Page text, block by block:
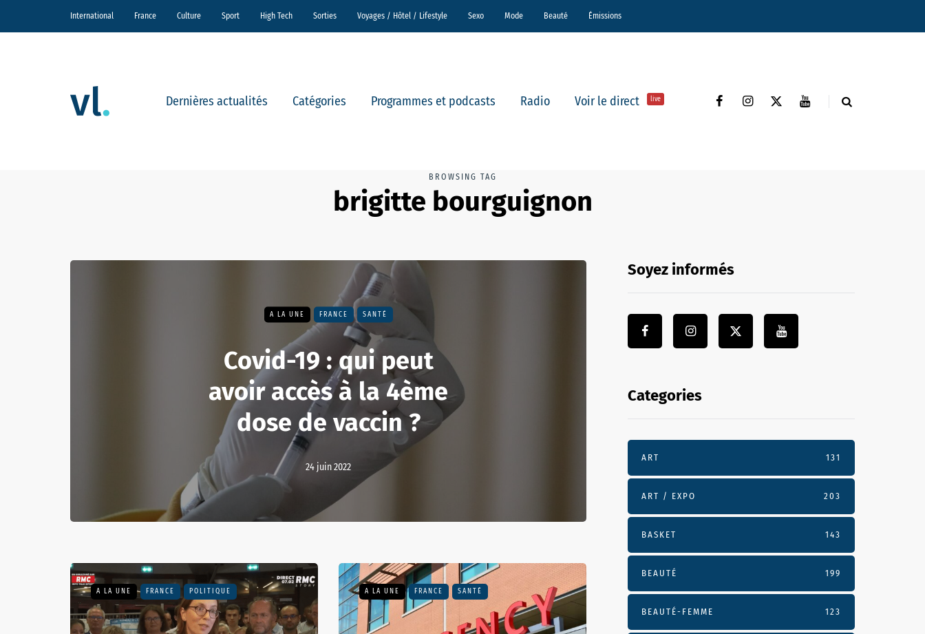
International France Culture Sport High Tech Sorties Voyages / Hôtel / Lifestyle Sexo Mode Beauté Émissions
Dernières actualités Catégories Programmes et podcasts Radio Voir le direct live
BROWSING TAG
brigitte bourguignon
A LA UNE FRANCE SANTÉ
Covid-19 : qui peut
avoir accès à la 4ème
dose de vaccin ?
24 juin 2022
A LA UNE FRANCE POLITIQUE A LA UNE FRANCE SANTÉ
Soyez informés
Categories
ART 131
ART / EXPO 203
BASKET 143
BEAUTÉ 199
BEAUTÉ-FEMME 123